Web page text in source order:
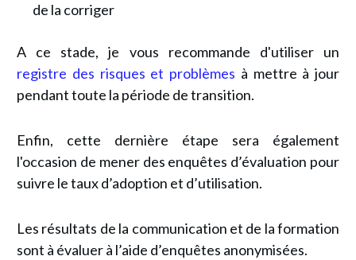
de la corriger
A ce stade, je vous recommande d'utiliser un
registre des risques et problèmes à mettre à jour
pendant toute la période de transition.
Enfin, cette dernière étape sera également
l'occasion de mener des enquêtes d’évaluation pour
suivre le taux d’adoption et d’utilisation.
Les résultats de la communication et de la formation
sont à évaluer à l’aide d’enquêtes anonymisées.